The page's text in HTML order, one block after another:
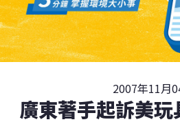
2007年11月
廣東著手起訴美